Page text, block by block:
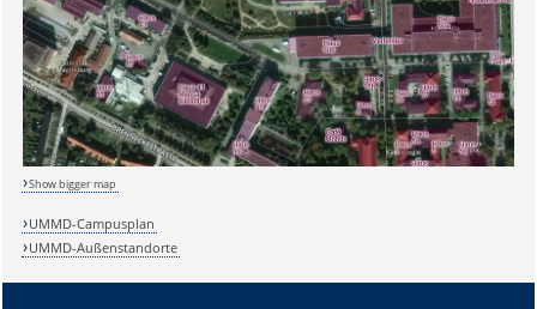
Sicherheitsabfrage:
Lösung:
Show bigger map
UMMD-Campusplan
UMMD-Außenstandorte